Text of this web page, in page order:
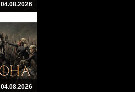
04.08.2026
04.08.2026